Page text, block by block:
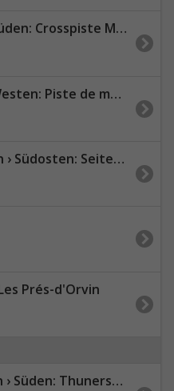
MRT Niederbipp GmbH
Piste de moto-cross 3
Seitenberg
Prés-d'Orvin
- Blüemlisalphorn